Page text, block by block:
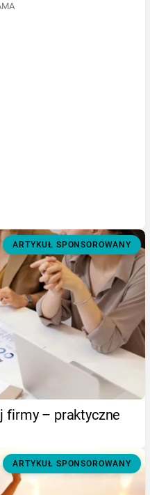
ARTYKUŁ SPONSOROWANY
firmy – praktyczne
ARTYKUŁ SPONSOROWANY